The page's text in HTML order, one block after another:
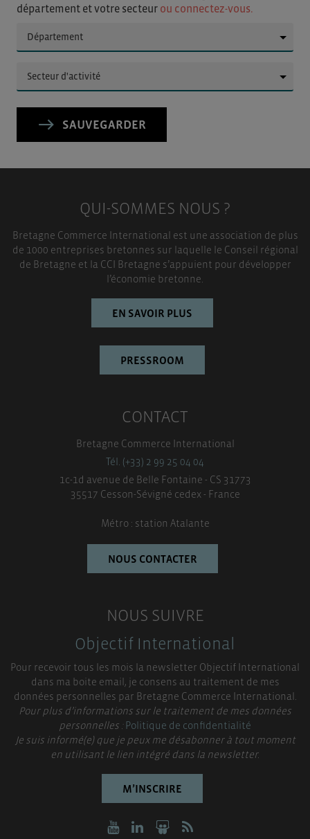
département et votre secteur ou connectez-vous.
SAUVEGARDER
QUI-SOMMES NOUS ?
Bretagne Commerce International est une association de plus
de 1000 entreprises bretonnes sur laquelle le Conseil régional
de Bretagne et la CCI Bretagne s’appuient pour développer
l’économie bretonne.
EN SAVOIR PLUS
PRESSROOM
CONTACT
Bretagne Commerce International
Tél. (+33) 2 99 25 04 04
1c-1d avenue de Belle Fontaine - CS 31773
35517 Cesson-Sévigné cedex - France
Métro : station Atalante
NOUS CONTACTER
NOUS SUIVRE
Objectif International
Pour recevoir tous les mois la newsletter Objectif International
dans ma boite email, je consens au traitement de mes
données personnelles par Bretagne Commerce International.
Pour plus d’informations sur le traitement de mes données
personnelles :Politique de confidentialité
Je suis informé(e) que je peux me désabonner à tout moment
en utilisant le lien intégré dans la newsletter.
M’INSCRIRE